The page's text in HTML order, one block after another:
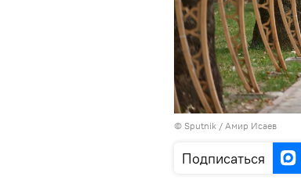
© Sputnik / Амир Исаев
Подписаться